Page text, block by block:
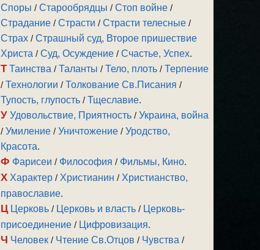
Споры /Старообрядцы /Стоп войне /
Страдание /Страсти /Страсти телесные /
Страх /Страшный суд, Второе пришествие
Христа /Суд, Осуждение /Счастье, Успех.
Т Таинства /Таланты /Тело, плоть /Терпение
/Технологии /Толкование Св.Писания /
Тупость, глупость /Тщеславие.
У Удовольствие, Приятность /Украина, война
/Умиление /Уничтожение /Уродство,
Красота.
Ф Фарисеи / Философия / Фильмы, Кино.
Х Характер / Христианин / Христианство,
православие.
Ц Церковь / Церковь и власть / Церковь-
присоединение / Цифровизация.
Ч Человек / Чтение Св.Отцов / Чувства /